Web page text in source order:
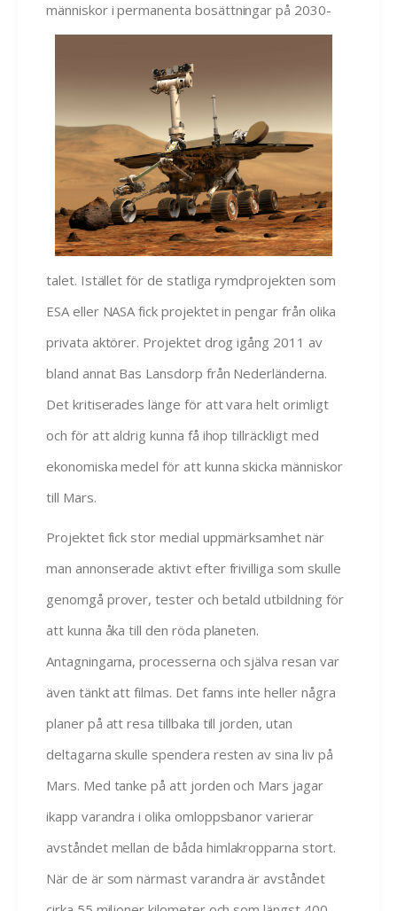
människor i permanenta bosättningar på 2030-
talet. Istället för de statliga rymdprojekten som
ESA eller NASA fick projektet in pengar från olika
privata aktörer. Projektet drog igång 2011 av
bland annat Bas Lansdorp från Nederländerna.
Det kritiserades länge för att vara helt orimligt
och för att aldrig kunna få ihop tillräckligt med
ekonomiska medel för att kunna skicka människor
till Mars.
Projektet fick stor medial uppmärksamhet när
man annonserade aktivt efter frivilliga som skulle
genomgå prover, tester och betald utbildning för
att kunna åka till den röda planeten.
Antagningarna, processerna och själva resan var
även tänkt att filmas. Det fanns inte heller några
planer på att resa tillbaka till jorden, utan
deltagarna skulle spendera resten av sina liv på
Mars. Med tanke på att jorden och Mars jagar
ikapp varandra i olika omloppsbanor varierar
avståndet mellan de båda himlakropparna stort.
När de är som närmast varandra är avståndet